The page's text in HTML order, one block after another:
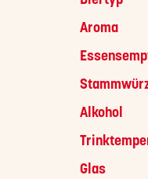
Aroma
Alkohol
Glas